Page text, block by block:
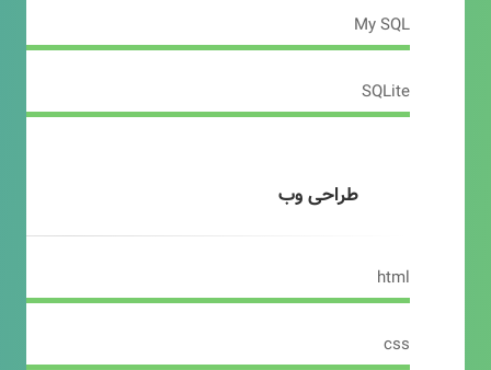
My SQL
SQLite
طراحی وب
html
css